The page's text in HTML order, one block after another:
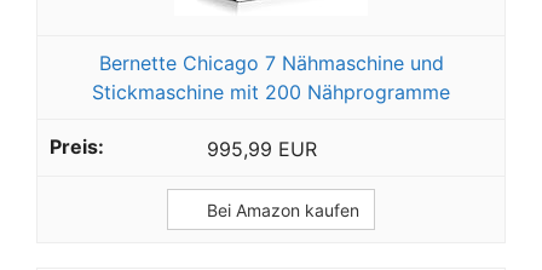
Bernette Chicago 7 Nähmaschine und
Stickmaschine mit 200 Nähprogramme
995,99 EUR
Bei Amazon kaufen